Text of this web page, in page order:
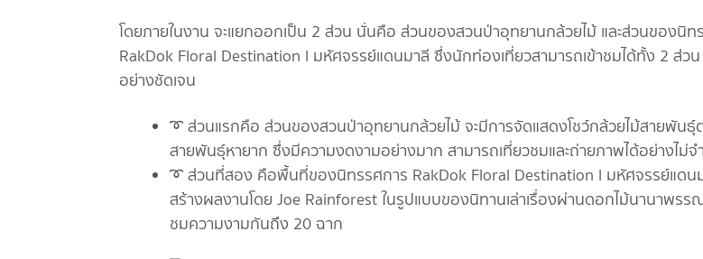
โดยภายในงาน จะแยกออกเป็น 2 ส่วน นั่นคือ ส่วนของสวนป่าอุทยานกล้วยไม้ และส่วนของนิท
RakDok Floral Destination l มหัศจรรย์แดนมาลี ซึ่งนักท่องเที่ยวสามารถเข้าชมได้ทั้ง 2 ส่วน
อย่างชัดเจน
➰ ส่วนแรกคือ ส่วนของสวนป่าอุทยานกล้วยไม้ จะมีการจัดแสดงโชว์กล้วยไม้สายพันธุ์ต่
สายพันธุ์หายาก ซึ่งมีความงดงามอย่างมาก สามารถเที่ยวชมและถ่ายภาพได้อย่างไม่จำ
➰ ส่วนที่สอง คือพื้นที่ของนิทรรศการ RakDok Floral Destination l มหัศจรรย์แดนม
สร้างผลงานโดย Joe Rainforest ในรูปแบบของนิทานเล่าเรื่องผ่านดอกไม้นานาพรรณ
ชมความงามกันถึง 20 ฉาก